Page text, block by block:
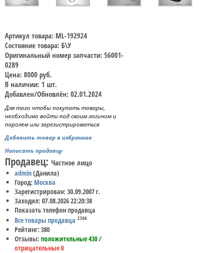
Артикул товара: ML-192924
Состояние товара: Б\У
Оригинальный номер запчасти: 56001-
0289
Цена: 8000 руб.
В наличии: 1 шт.
Добавлен/Обновлён: 02.01.2024
Для того чтобы покупать товары,
необходимо войти под своим логином и
паролем или зарегистрироваться
Добавить товар в избранное
Написать продавцу
Продавец: Частное лицо
admin(Данила)
Город: Москва
Зарегистрирован: 30.09.2007 г.
Заходил: 07.08.2026 22:20:38
Показать телефон продавца
Все товары продавца 2306
Рейтинг: 380
Отзывы: положительные 430/
отрицательные 0